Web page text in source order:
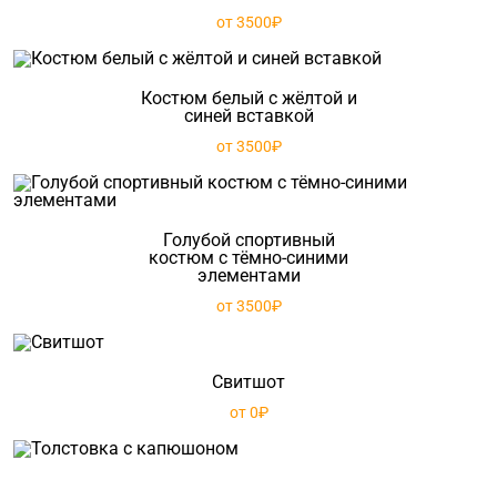
от 3500₽
Костюм белый с жёлтой и
синей вставкой
от 3500₽
Голубой спортивный
костюм с тёмно-синими
элементами
от 3500₽
Свитшот
от 0₽